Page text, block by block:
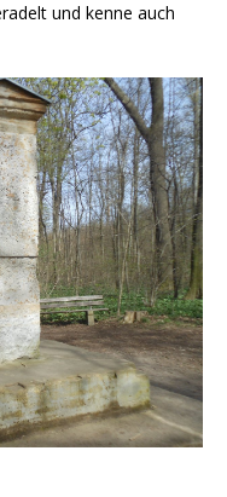
und kenne auch